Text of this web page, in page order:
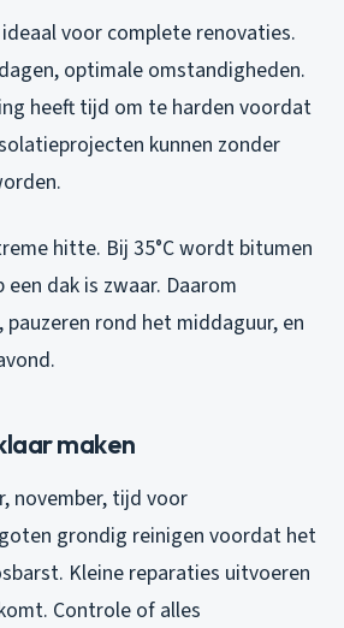
voor complete renovaties.
optimale omstandigheden.
heeft tijd om te harden voordat
kunnen zonder
hitte. Bij 35°C wordt bitumen
dak is zwaar. Daarom
pauzeren rond het middaguur, en
maken
november, tijd voor
grondig reinigen voordat het
Kleine reparaties uitvoeren
Controle of alles